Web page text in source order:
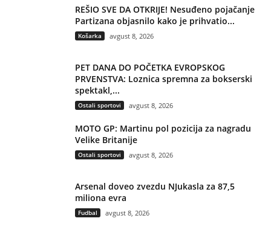
REŠIO SVE DA OTKRIJE! Nesuđeno pojačanje
Partizana objasnilo kako je prihvatio...
Košarka avgust 8, 2026
PET DANA DO POČETKA EVROPSKOG
PRVENSTVA: Loznica spremna za bokserski
spektakl,...
Ostali sportovi avgust 8, 2026
MOTO GP: Martinu pol pozicija za nagradu
Velike Britanije
Ostali sportovi avgust 8, 2026
Arsenal doveo zvezdu NJukasla za 87,5
miliona evra
Fudbal avgust 8, 2026